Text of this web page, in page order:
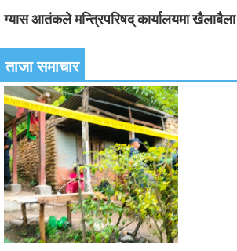
ग्यास आतंकले मन्त्रिपरिषद् कार्यालयमा खैलाबैला
ताजा समाचार